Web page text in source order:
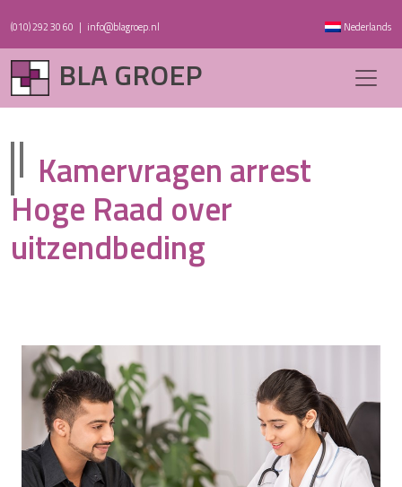
(010) 292 30 60 | info@blagroep.nl Nederlands
BLA GROEP
Kamervragen arrest
Hoge Raad over
uitzendbeding